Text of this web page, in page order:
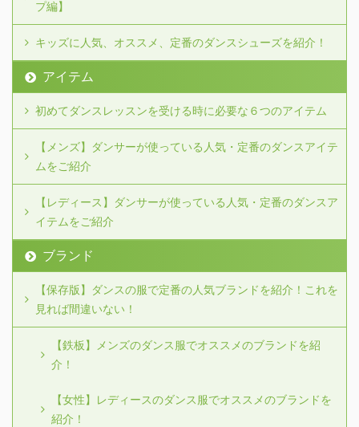
プ編】
キッズに人気、オススメ、定番のダンスシューズを紹介！
アイテム
初めてダンスレッスンを受ける時に必要な６つのアイテム
【メンズ】ダンサーが使っている人気・定番のダンスアイテ
ムをご紹介
【レディース】ダンサーが使っている人気・定番のダンスア
イテムをご紹介
ブランド
【保存版】ダンスの服で定番の人気ブランドを紹介！これを
見れば間違いない！
【鉄板】メンズのダンス服でオススメのブランドを紹
介！
【女性】レディースのダンス服でオススメのブランドを
紹介！